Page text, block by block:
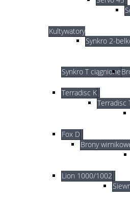
Kultywatory
Synkro 2-
Synkro T ciągnione
Terradisc K
Terradisc
Fox D
Brony
Lion 1000/1002